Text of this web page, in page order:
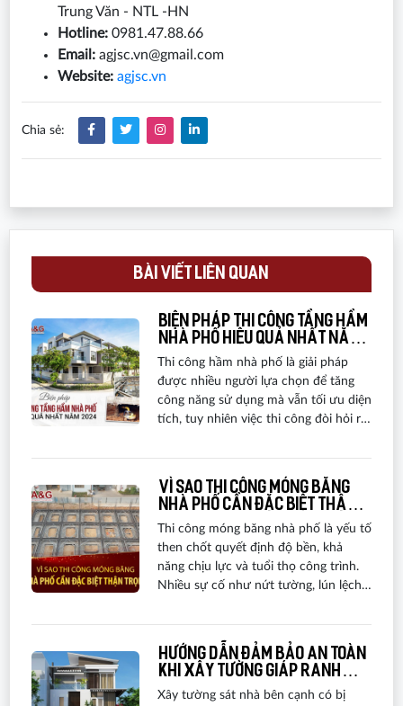
Trung Văn - NTL -HN
Hotline:0981.47.88.66
Email: agjsc.vn@gmail.com
Website: agjsc.vn
Chia sẻ:
BÀI VIẾT LIÊN QUAN
Biện pháp thi công tầng hầm
nhà phố hiệu quả nhất năm
2024
Thi công hầm nhà phố là giải pháp
được nhiều người lựa chọn để tăng
công năng sử dụng mà vẫn tối ưu diện
tích, tuy nhiên việc thi công đòi hỏi rất
Nam sẽ điểm qua một các biện pháp
thi công tầng hầm nhà phố được áp
dụng phổ biến nhất hiện nay.
Vì sao thi công móng băng
nhà phố cần đặc biệt thận
trọng
Thi công móng băng nhà phố là yếu tố
then chốt quyết định độ bền, khả
năng chịu lực và tuổi thọ công trình.
Nhiều sự cố như nứt tường, lún lệch
thi công móng không đúng kỹ thuật.
Với đặc thù nhà phố xây chen, diện
tích hẹp và nền đất phức tạp, việc thi
công cần được tính toán kỹ ngay từ
khảo sát, thiết kế đến triển khai. Bài
Hướng dẫn đảm bảo an toàn
khi xây tường giáp ranh
giữa hai nhà
Xây tường sát nhà bên cạnh có bị